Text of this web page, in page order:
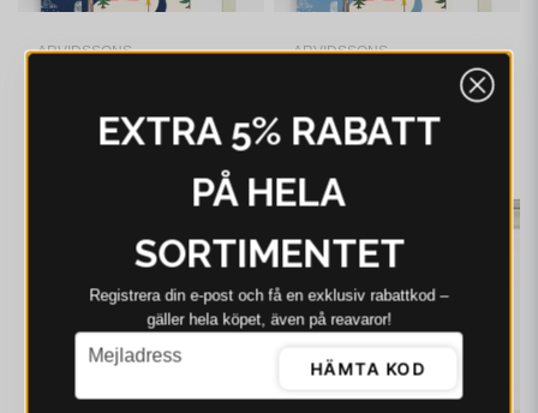
ARVIDSSONS
ARVIDSSONS
Arvidssons Vintertid
pack
635 kr
499 kr
-22%
EXTRA 5% RABATT
PÅ HELA
SORTIMENTET
Registrera din e‑post och få en exklusiv rabattkod –
gäller hela köpet, även på reavaror!
email
Mejladress
HÄMTA KOD